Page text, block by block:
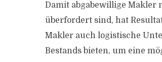
Damit abgabewillige Makler
überfordert sind, hat
Makler auch logistische
Bestands bieten, um eine